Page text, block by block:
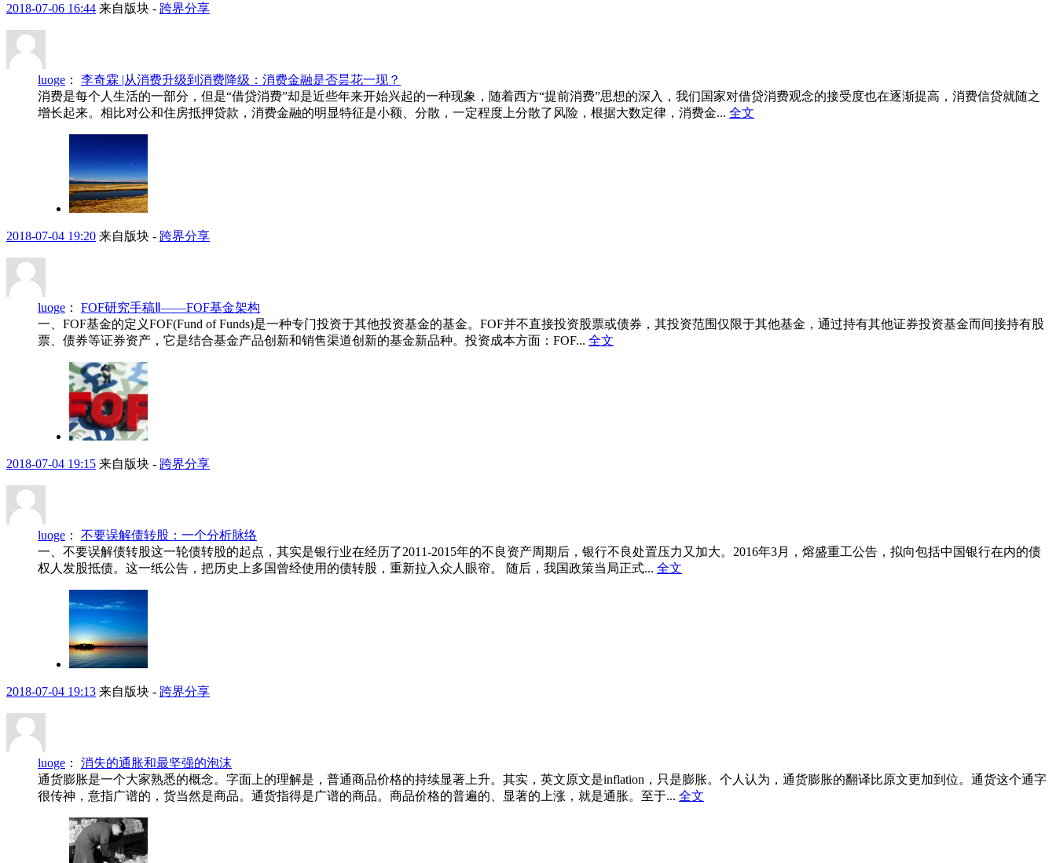
2018-07-06 16:44 来自版块 - 跨界分享
luoge ： 李奇霖 |从消费升级到消费降级：消费金融是否昙花一现？
消费是每个人生活的一部分，但是“借贷消费”却是近些年来开始兴起的一种现象，随着西方“提前消费”思想的深入，我们国家对借贷消费观念的接受度也在逐渐提高，消费信贷就随之
增长起来。相比对公和住房抵押贷款，消费金融的明显特征是小额、分散，一定程度上分散了风险，根据大数定律，消费金... 全文
2018-07-04 19:20 来自版块 - 跨界分享
luoge ： FOF研究手稿Ⅱ——FOF基金架构
一、FOF基金的定义FOF(Fund of Funds)是一种专门投资于其他投资基金的基金。FOF并不直接投资股票或债券，其投资范围仅限于其他基金，通过持有其他证券投资基金而间接持有股
票、债券等证券资产，它是结合基金产品创新和销售渠道创新的基金新品种。投资成本方面：FOF... 全文
2018-07-04 19:15 来自版块 - 跨界分享
luoge ： 不要误解债转股：一个分析脉络
一、不要误解债转股这一轮债转股的起点，其实是银行业在经历了2011-2015年的不良资产周期后，银行不良处置压力又加大。2016年3月，熔盛重工公告，拟向包括中国银行在内的债
权人发股抵债。这一纸公告，把历史上多国曾经使用的债转股，重新拉入众人眼帘。 随后，我国政策当局正式... 全文
2018-07-04 19:13 来自版块 - 跨界分享
luoge ： 消失的通胀和最坚强的泡沫
通货膨胀是一个大家熟悉的概念。字面上的理解是，普通商品价格的持续显著上升。其实，英文原文是inflation，只是膨胀。个人认为，通货膨胀的翻译比原文更加到位。通货这个通字
很传神，意指广谱的，货当然是商品。通货指得是广谱的商品。商品价格的普遍的、显著的上涨，就是通胀。至于... 全文